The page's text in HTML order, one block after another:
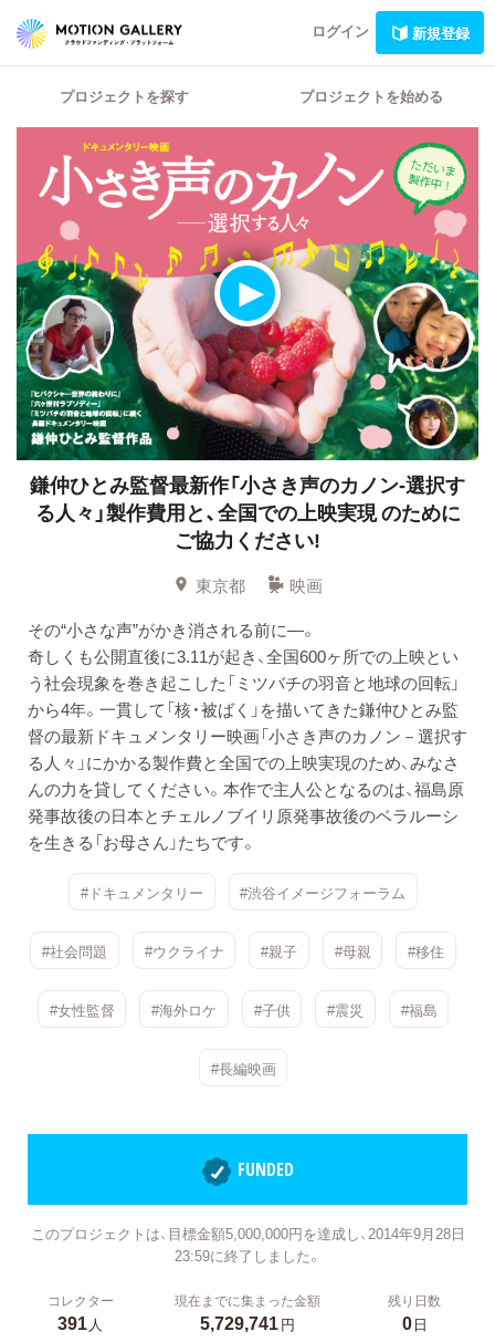
ログイン 新規登録
プロジェクトを探す プロジェクトを始める
鎌仲ひとみ監督最新作「小さき声のカノン-選択す
る人々」製作費用と、全国での上映実現 のために
ご協力ください!
東京都
映画
その“小さな声”がかき消される前に―。
奇しくも公開直後に3.11が起き、全国600ヶ所での上映とい
う社会現象を巻き起こした「ミツバチの羽音と地球の回転」
から4年。一貫して「核・被ばく」を描いてきた鎌仲ひとみ監
督の最新ドキュメンタリー映画「小さき声のカノン－選択す
る人々」にかかる製作費と全国での上映実現のため、みなさ
んの力を貸してください。本作で主人公となるのは、福島原
発事故後の日本とチェルノブイリ原発事故後のベラルーシ
を生きる「お母さん」たちです。
#ドキュメンタリー #渋谷イメージフォーラム
#社会問題 #ウクライナ #親子 #母親 #移住
#女性監督 #海外ロケ #子供 #震災 #福島
#長編映画
FUNDED
このプロジェクトは、目標金額5,000,000円を達成し、2014年9月28日
23:59に終了しました。
コレクター
391人
現在までに集まった金額
5,729,741円
残り日数
0日